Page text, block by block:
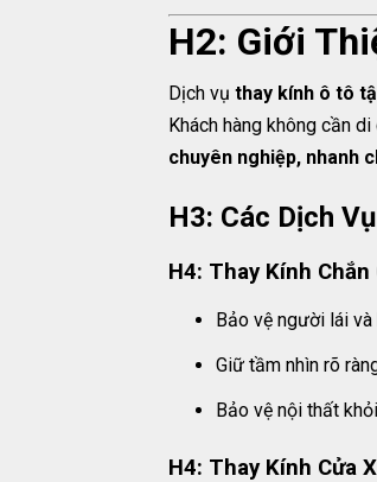
H2: Giới
Dịch vụ thay kính ô tô
Khách hàng không cần
chuyên nghiệp, nhanh
H3: Các Dịch
H4: Thay Kính
Bảo vệ người lái và
Giữ tầm nhìn rõ
Bảo vệ nội thất
H4: Thay Kính Cửa